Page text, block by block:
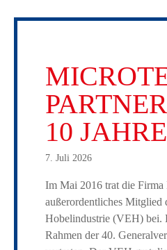
10
7. Juli 2026
Im Mai 2016 trat die
außerordentliches Mitglied
Hobelindustrie (VEH) bei.
Rahmen der 40.